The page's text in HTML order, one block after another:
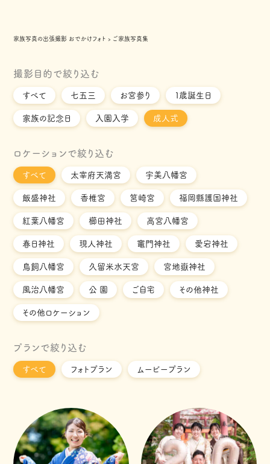
家族写真の出張撮影 おでかけフォト › ご家族写真集
撮影目的で絞り込む
すべて 七五三 お宮参り １歳誕生日
家族の記念日 入園入学 成人式
ロケーションで絞り込む
すべて 太宰府天満宮 宇美八幡宮
飯盛神社 香椎宮 筥崎宮 福岡縣護国神社
紅葉八幡宮 櫛田神社 高宮八幡宮
春日神社 現人神社 竈門神社 愛宕神社
鳥飼八幡宮 久留米水天宮 宮地嶽神社
風治八幡宮 公 園 ご自宅 その他神社
その他ロケーション
プランで絞り込む
すべて フォトプラン ムービープラン